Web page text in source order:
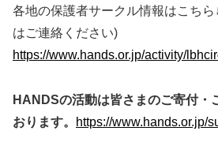
各地の保護者サークル情報はこち
はご連絡ください)
https://www.hands.or.jp/activity/
HANDSの活動は皆さまのご寄付・
おります。
https://www.hands.or.jp/